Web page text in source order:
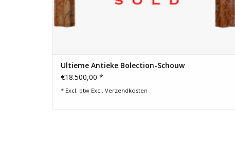
Ultieme Antieke Bolection-Schouw
€18.500,00 *
* Excl. btw Excl. Verzendkosten